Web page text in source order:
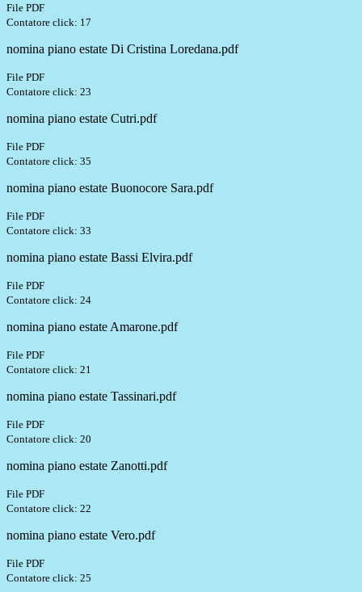
File PDF
Contatore click: 17
nomina piano estate Di Cristina Loredana.pdf
File PDF
Contatore click: 23
nomina piano estate Cutri.pdf
File PDF
Contatore click: 35
nomina piano estate Buonocore Sara.pdf
File PDF
Contatore click: 33
nomina piano estate Bassi Elvira.pdf
File PDF
Contatore click: 24
nomina piano estate Amarone.pdf
File PDF
Contatore click: 21
nomina piano estate Tassinari.pdf
File PDF
Contatore click: 20
nomina piano estate Zanotti.pdf
File PDF
Contatore click: 22
nomina piano estate Vero.pdf
File PDF
Contatore click: 25